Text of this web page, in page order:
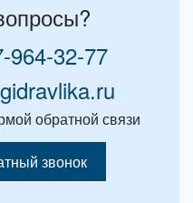
964-32-77
обратной связи
звонок